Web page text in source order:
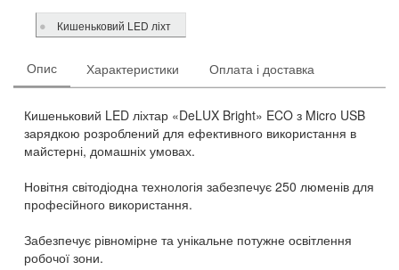
Кишеньковий LED ліхт
Опис Характеристики Оплата і доставка
Кишеньковий LED ліхтар «DeLUX Bright» ECO з Micro USB
зарядкою розроблений для ефективного використання в
майстерні, домашніх умовах.
Новітня світодіодна технологія забезпечує 250 люменів для
професійного використання.
Забезпечує рівномірне та унікальне потужне освітлення
робочої зони.